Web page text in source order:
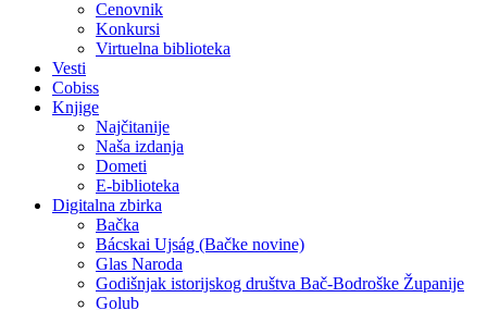
Cenovnik
Konkursi
Virtuelna biblioteka
Vesti
Cobiss
Knjige
Najčitanije
Naša izdanja
Dometi
E-biblioteka
Digitalna zbirka
Bačka
Bácskai Ujság (Bačke novine)
Glas Naroda
Godišnjak istorijskog društva Bač-Bodroške Županije
Golub